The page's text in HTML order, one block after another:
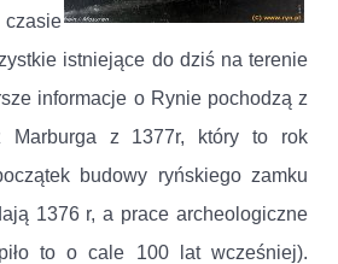
istniejące do dziś na terenie
informacje o Rynie pochodzą z
Marburga z 1377r, który to rok
budowy ryńskiego zamku
1376 r, a prace archeologiczne
to o cale 100 lat wcześniej).